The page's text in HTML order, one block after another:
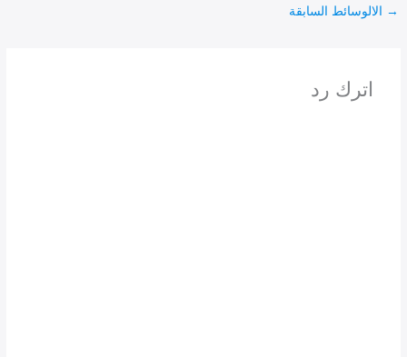
→ الالوسائط السابقة
اترك رد